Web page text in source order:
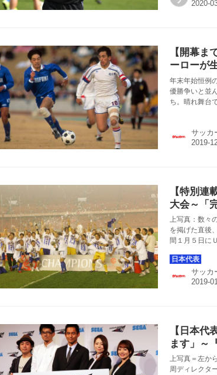
【開幕ま
ーローが
年末年始恒例
優勝争いと並
ち。晴れ舞台
サッカ
【特別連
大会～「
上写真：数々
を掲げた直後
間１月５日に
に、２大会ぶ
カーマガジン
大会ごとにプ
サッカ
【日本代
ます」～
発表会
上写真＝左か
周ディレクタ